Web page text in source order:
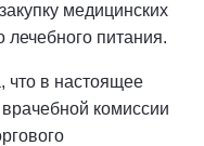
медицинских
лечебного питания.
что в настоящее
комиссии